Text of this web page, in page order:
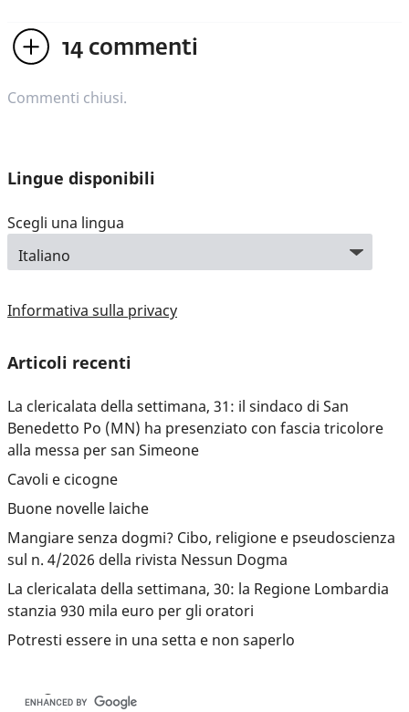
14 commenti
Commenti chiusi.
Lingue disponibili
Scegli una lingua
Informativa sulla privacy
Articoli recenti
La clericalata della settimana, 31: il sindaco di San
Benedetto Po (MN) ha presenziato con fascia tricolore
alla messa per san Simeone
Cavoli e cicogne
Buone novelle laiche
Mangiare senza dogmi? Cibo, religione e pseudoscienza
sul n. 4/2026 della rivista Nessun Dogma
La clericalata della settimana, 30: la Regione Lombardia
stanzia 930 mila euro per gli oratori
Potresti essere in una setta e non saperlo